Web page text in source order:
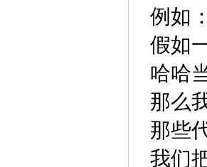
例如
假如
哈哈
那么
那些
我们